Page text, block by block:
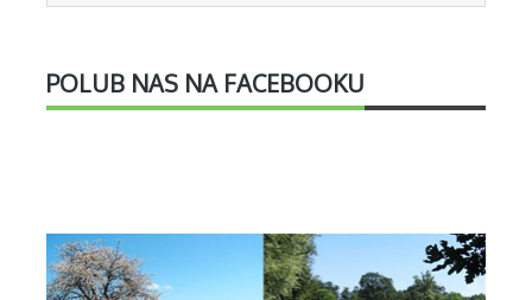
POLUB NAS NA FACEBOOKU